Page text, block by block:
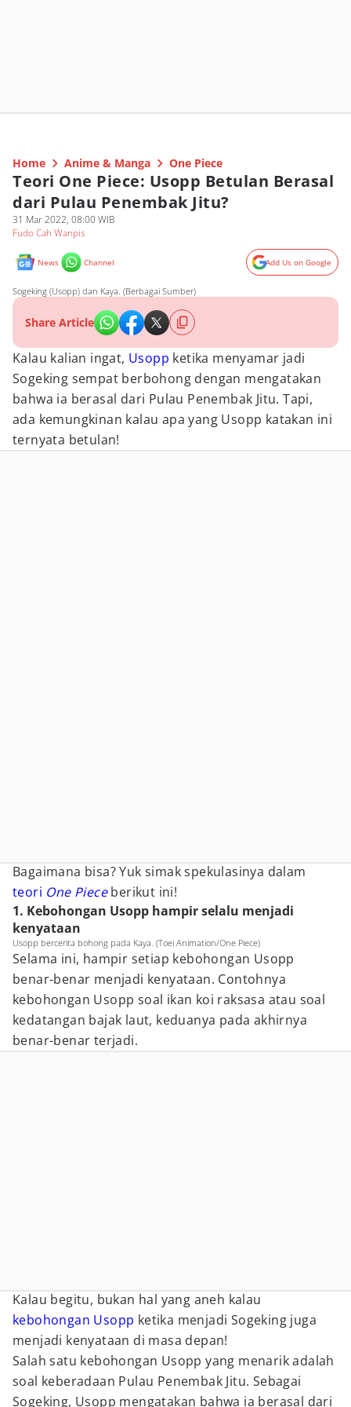
Home Anime & Manga One Piece
Teori One Piece: Usopp Betulan Berasal
dari Pulau Penembak Jitu?
31 Mar 2022, 08:00 WIB
Fudo Cah Wanpis
News Channel Add Us on Google
Sogeking (Usopp) dan Kaya. (Berbagai Sumber)
Share Article
Kalau kalian ingat, Usopp ketika menyamar jadi
Sogeking sempat berbohong dengan mengatakan
bahwa ia berasal dari Pulau Penembak Jitu. Tapi,
ada kemungkinan kalau apa yang Usopp katakan ini
ternyata betulan!
Bagaimana bisa? Yuk simak spekulasinya dalam
teori One Pieceberikut ini!
1. Kebohongan Usopp hampir selalu menjadi
kenyataan
Usopp bercerita bohong pada Kaya. (Toei Animation/One Piece)
Selama ini, hampir setiap kebohongan Usopp
benar-benar menjadi kenyataan. Contohnya
kebohongan Usopp soal ikan koi raksasa atau soal
kedatangan bajak laut, keduanya pada akhirnya
benar-benar terjadi.
Kalau begitu, bukan hal yang aneh kalau
kebohongan Usopp ketika menjadi Sogeking juga
menjadi kenyataan di masa depan!
Salah satu kebohongan Usopp yang menarik adalah
soal keberadaan Pulau Penembak Jitu. Sebagai
Sogeking, Usopp mengatakan bahwa ia berasal dari